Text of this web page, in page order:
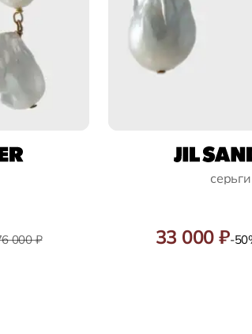
000 ₽
серьги
33 000 ₽-